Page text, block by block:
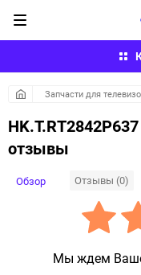
Запчасти для
отзывы
Обзор Отзывы (0)
Мы ждем